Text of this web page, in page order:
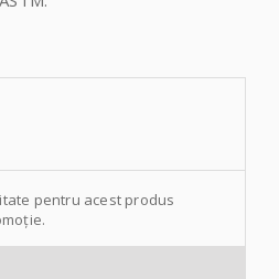
pentru acest produs